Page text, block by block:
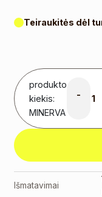
Teiraukitės dėl
produkto
kiekis:
MINERVA
-
Išmatavimai